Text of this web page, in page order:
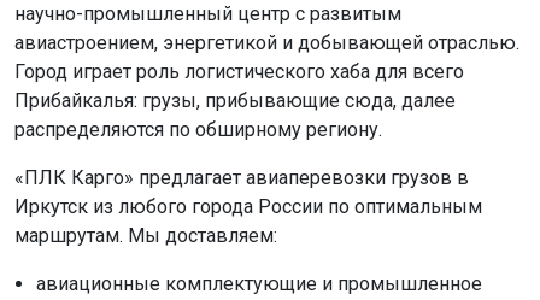
научно-промышленный центр с развитым
авиастроением, энергетикой и добывающей отраслью.
Город играет роль логистического хаба для всего
Прибайкалья: грузы, прибывающие сюда, далее
распределяются по обширному региону.
«ПЛК Карго» предлагает авиаперевозки грузов в
Иркутск из любого города России по оптимальным
маршрутам. Мы доставляем:
авиационные комплектующие и промышленное